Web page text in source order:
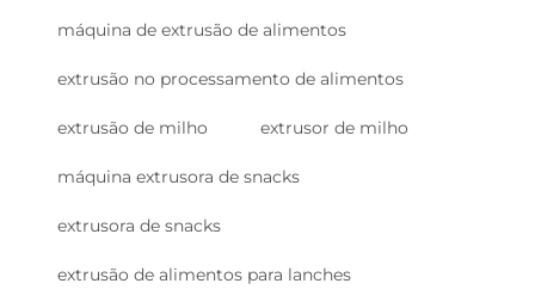
máquina de extrusão de alimentos
extrusão no processamento de alimentos
extrusão de milho extrusor de milho
máquina extrusora de snacks
extrusora de snacks
extrusão de alimentos para lanches